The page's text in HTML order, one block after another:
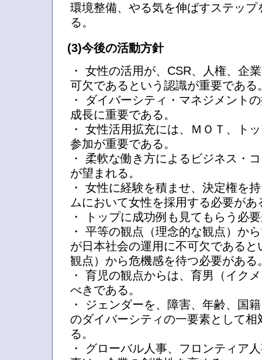
環境整備、やる気を伸ばすステップ
る。
(3)今後の活動方針
・ 女性の活用が、CSR、人権、企
可欠であるという認識が重要である
・ ダイバーシティ・マネジメント
成長に重要である。
・ 女性活用拡充には、ＭＯＴ、ト
参加が重要である。
・ 柔軟な働き方によるビジネス・
が望まれる。
・ 女性に経験を積ませ、決定権を
ムにおいて女性を採用する必要があ
・ トップに成功例も見てもらう必
・ 平等の観点（理念的な観点）か
が日本社会の運用に不可欠である
観点）から危機感を待つ必要がある
・ 育児の観点からは、育男（イク
べきである。
・ ジェンダーを、障害、年齢、国
のダイバーシティの一要素として相
る。
・ グローバル人事、フロンティア